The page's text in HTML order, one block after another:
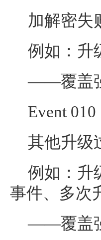
加解密失
例如：升
——覆盖
Event 010
其他升级
例如：升
事件、多次
——覆盖